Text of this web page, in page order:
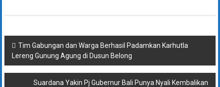
Navigasi
pos
Tim Gabungan dan Warga Berhasil Padamkan Karhutla
Lereng Gunung Agung di Dusun Belong
Suardana Yakin Pj Gubernur Bali Punya Nyali Kembalikan